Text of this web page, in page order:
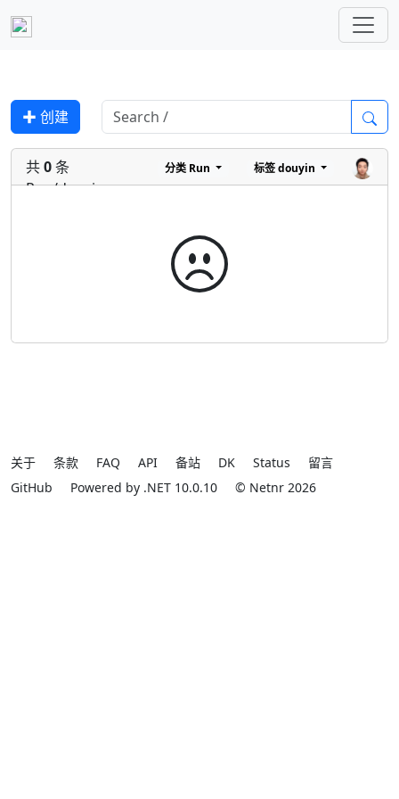
✚ 创建
共0条
Run/douyin
分类 Run 标签douyin
关于 条款 FAQ API 备站 DK Status
留言
GitHub
Powered by .NET 10.0.10 © Netnr 2026